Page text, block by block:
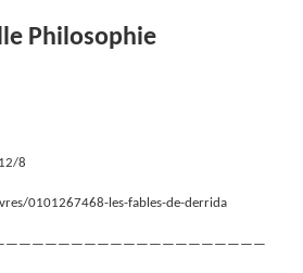
Philosophie
8
0101267468-les-fables-de-derrida